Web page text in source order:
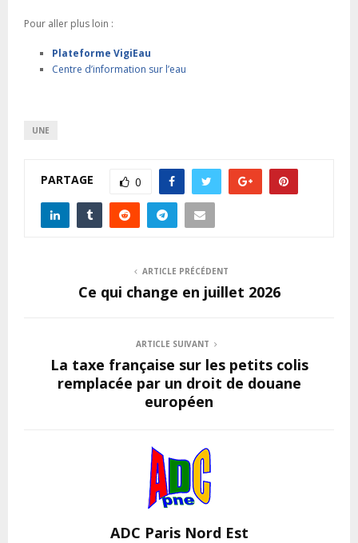
Pour aller plus loin :
Plateforme VigiEau
Centre d’information sur l’eau
UNE
PARTAGE 0
ARTICLE PRÉCÉDENT
Ce qui change en juillet 2026
ARTICLE SUIVANT
La taxe française sur les petits colis
remplacée par un droit de douane
européen
ADC Paris Nord Est